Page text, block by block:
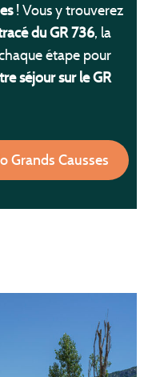
! Vous y trouverez
du GR 736, la
étape pour
séjour sur le GR
Grands Causses